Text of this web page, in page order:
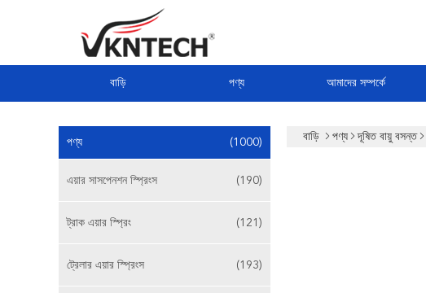
বাড়ি পণ্য আমাদের সম্পর্কে
পণ্য (1000)
এয়ার সাসপেনশন স্প্রিংস (190)
ট্রাক এয়ার স্প্রিং (121)
ট্রেলার এয়ার স্প্রিংস (193)
বাড়ি পণ্য দূষিত বায়ু বসন্ত